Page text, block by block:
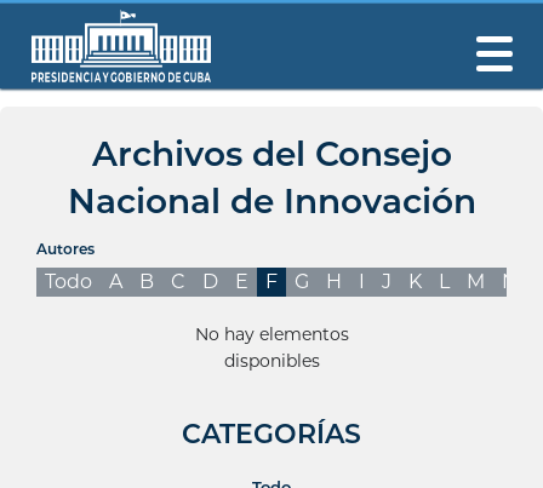
Archivos del Consejo
Nacional de Innovación
Autores
Todo A B C D E F G H I J K L M N
No hay elementos
disponibles
CATEGORÍAS